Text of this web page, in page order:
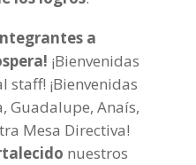
a
¡Bienvenidas
staff! ¡Bienvenidas
Guadalupe, Anaís,
Mesa Directiva!
nuestros